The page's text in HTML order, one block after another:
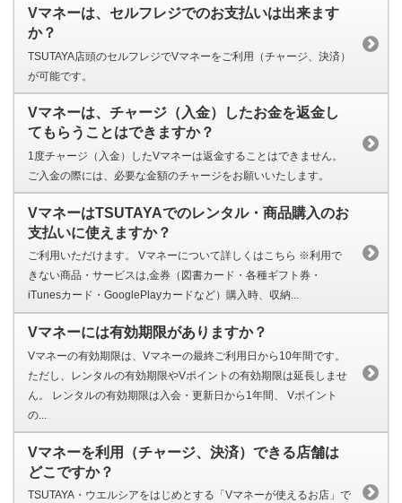
Vマネーは、セルフレジでのお支払いは出来ます
か？
TSUTAYA店頭のセルフレジでVマネーをご利用（チャージ、決済）
が可能です。
Vマネーは、チャージ（入金）したお金を返金し
てもらうことはできますか？
1度チャージ（入金）したVマネーは返金することはできません。
ご入金の際には、必要な金額のチャージをお願いいたします。
VマネーはTSUTAYAでのレンタル・商品購入のお
支払いに使えますか？
ご利用いただけます。 Vマネーについて詳しくはこちら ※利用で
きない商品・サービスは,金券（図書カード・各種ギフト券・
iTunesカード・GooglePlayカードなど）購入時、収納...
Vマネーには有効期限がありますか？
Vマネーの有効期限は、Vマネーの最終ご利用日から10年間です。
ただし、レンタルの有効期限やVポイントの有効期限は延長しませ
ん。 レンタルの有効期限は入会・更新日から1年間、 Vポイント
の...
Vマネーを利用（チャージ、決済）できる店舗は
どこですか？
TSUTAYA・ウエルシアをはじめとする「Vマネーが使えるお店」で